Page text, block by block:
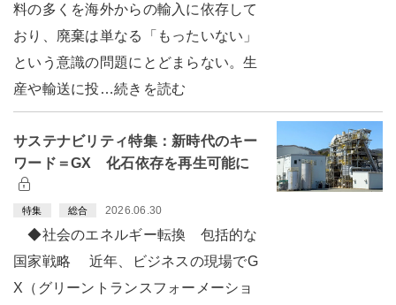
料の多くを海外からの輸入に依存して
おり、廃棄は単なる「もったいない」
という意識の問題にとどまらない。生
産や輸送に投…続きを読む
サステナビリティ特集：新時代のキー
ワード＝GX 化石依存を再生可能に
特集 総合 2026.06.30
◆社会のエネルギー転換 包括的な
国家戦略 近年、ビジネスの現場でG
X（グリーントランスフォーメーショ